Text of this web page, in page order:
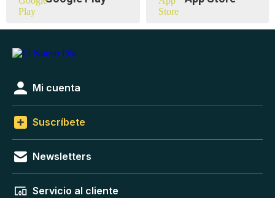
Mi cuenta
Suscríbete
Newsletters
Servicio al cliente